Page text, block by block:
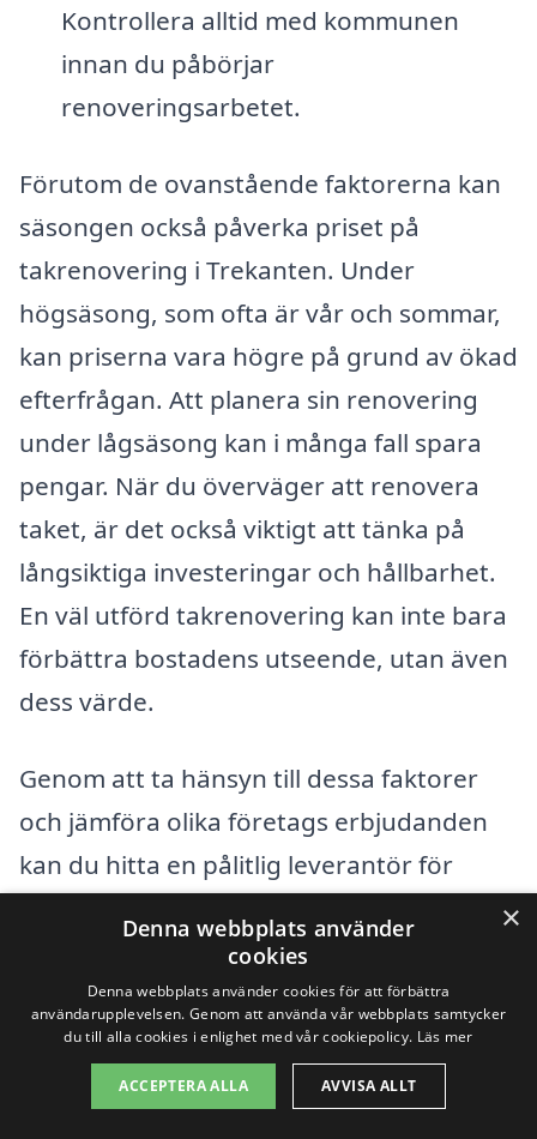
Kontrollera alltid med kommunen
innan du påbörjar
renoveringsarbetet.
Förutom de ovanstående faktorerna kan
säsongen också påverka priset på
takrenovering i Trekanten. Under
högsäsong, som ofta är vår och sommar,
kan priserna vara högre på grund av ökad
efterfrågan. Att planera sin renovering
under lågsäsong kan i många fall spara
pengar. När du överväger att renovera
taket, är det också viktigt att tänka på
långsiktiga investeringar och hållbarhet.
En väl utförd takrenovering kan inte bara
förbättra bostadens utseende, utan även
dess värde.
Genom att ta hänsyn till dessa faktorer
och jämföra olika företags erbjudanden
kan du hitta en pålitlig leverantör för
dina behov och budget. Besök gärna vår
plattform för att enkelt få offerter från
professionella takrenoverare i ditt
område.
×
Denna webbplats använder
cookies
Denna webbplats använder cookies för att förbättra
användarupplevelsen. Genom att använda vår webbplats samtycker
du till alla cookies i enlighet med vår cookiepolicy. Läs mer
ACCEPTERA ALLA AVVISA ALLT